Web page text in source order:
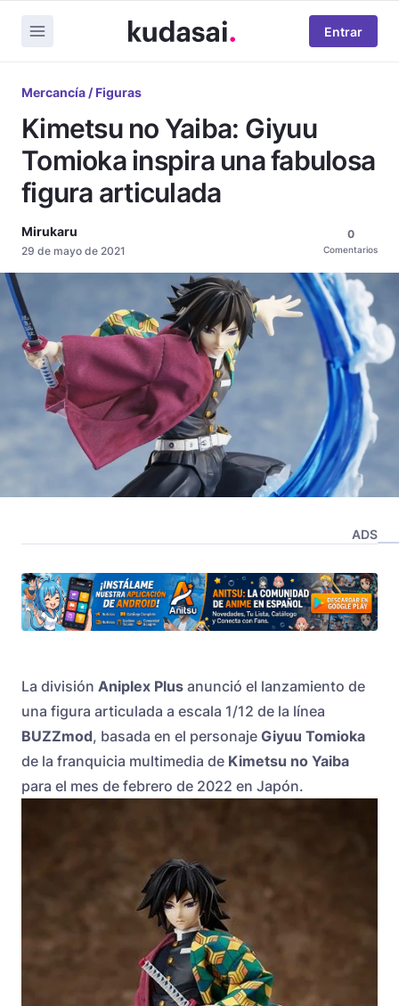
Entrar
Mercancía / Figuras
Kimetsu no Yaiba: Giyuu
Tomioka inspira una fabulosa
figura articulada
Mirukaru
29 de mayo de 2021
0
Comentarios
ADS
La división Aniplex Plus anunció el lanzamiento de
una figura articulada a escala 1/12 de la línea
BUZZmod, basada en el personaje Giyuu Tomioka
de la franquicia multimedia de Kimetsu no Yaiba
para el mes de febrero de 2022 en Japón.